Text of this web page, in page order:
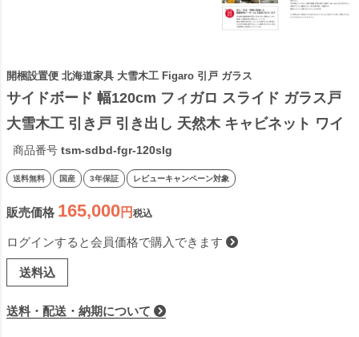
開梱設置便 北海道家具 大雪木工 Figaro 引戸 ガラス
サイドボード 幅120cm フィガロ スライド ガラス戸
大雪木工 引き戸 引き出し 天然木 キャビネット ワイ
ド 完成品 モダン リビング 収納 国産 日本製 ナチュラ
ル ブラウン ダークブラウン オーク材
商品番号 tsm-sdbd-fgr-120slg
送料無料 国産 3年保証 レビューキャンペーン対象
販売価格 165,000 税込
ログインすると会員価格で購入できます
送料込
送料・配送・納期について